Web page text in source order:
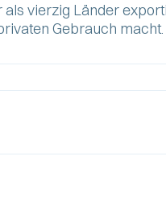
vierzig Länder
Gebrauch macht.